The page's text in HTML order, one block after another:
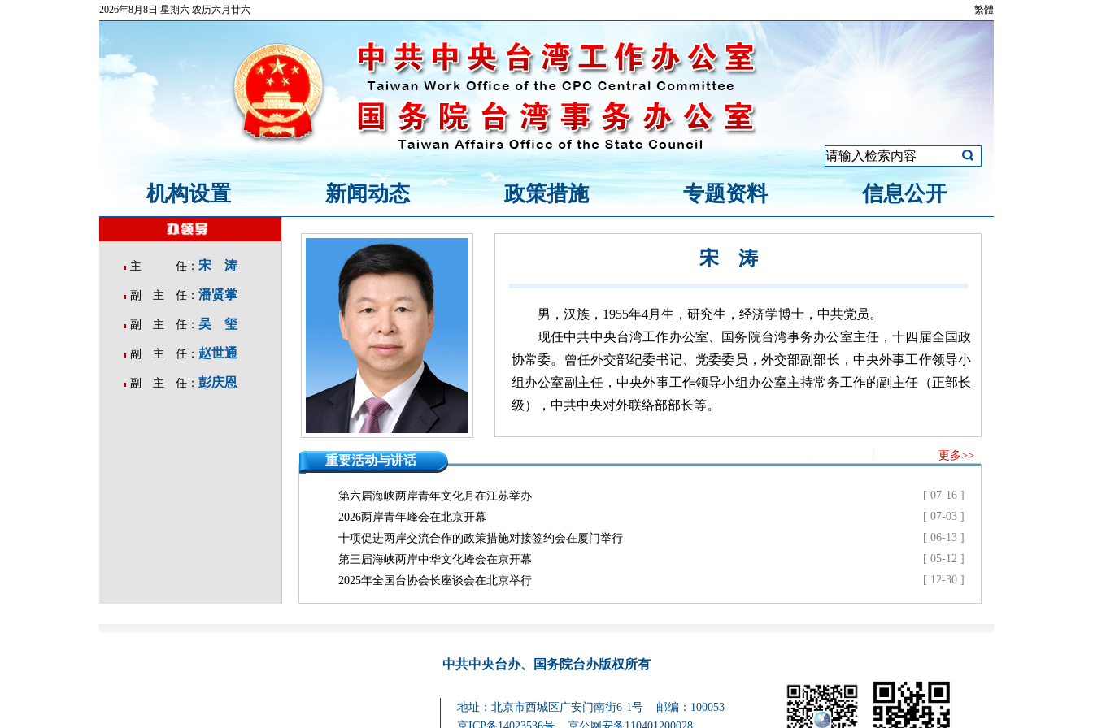
2026年8月8日 星期六 农历六月廿六 繁體
机构设置 新闻动态 政策措施 专题资料 信息公开
主 任： 宋涛
副 主 任： 潘贤掌
副 主 任： 吴玺
副 主 任： 赵世通
副 主 任： 彭庆恩
宋涛
男，汉族，1955年4月生，研究生，经济学博士，中共党员。
现任中共中央台湾工作办公室、国务院台湾事务办公室主任，十四届全国政
协常委。曾任外交部纪委书记、党委委员，外交部副部长，中央外事工作领导小
组办公室副主任，中央外事工作领导小组办公室主持常务工作的副主任（正部长
级），中共中央对外联络部部长等。
更多>>
重要活动与讲话
[ 07-16 ]
第六届海峡两岸青年文化月在江苏举办
[ 07-03 ]
2026两岸青年峰会在北京开幕
[ 06-13 ]
十项促进两岸交流合作的政策措施对接签约会在厦门举行
[ 05-12 ]
第三届海峡两岸中华文化峰会在京开幕
[ 12-30 ]
2025年全国台协会长座谈会在北京举行
中共中央台办、国务院台办版权所有
地址：北京市西城区广安门南街6-1号 邮编：100053